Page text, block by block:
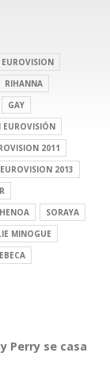
EUROVISION
RIHANNA
GAY
EUROVISIÓN
2011
EUROVISION 2013
SORAYA
MINOGUE
Perry se casa